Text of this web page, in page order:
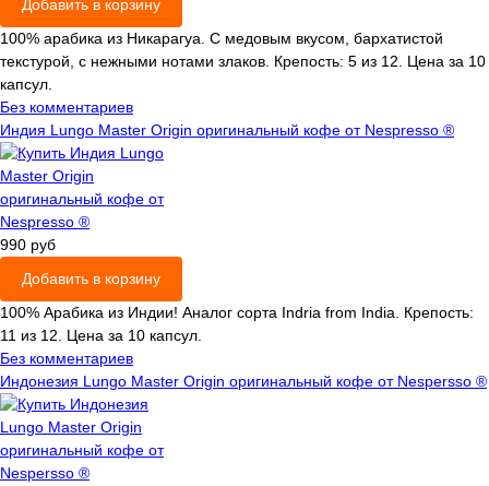
Добавить в корзину
100% арабика из Никарагуа. С медовым вкусом, бархатистой
текстурой, с нежными нотами злаков. Крепость: 5 из 12. Цена за 10
капсул.
Без комментариев
Индия Lungo Master Origin оригинальный кофе от Nespresso ®
990 руб
Добавить в корзину
100% Арабика из Индии! Аналог сорта Indria from India. Крепость:
11 из 12. Цена за 10 капсул.
Без комментариев
Индонезия Lungo Master Origin оригинальный кофе от Nespersso ®